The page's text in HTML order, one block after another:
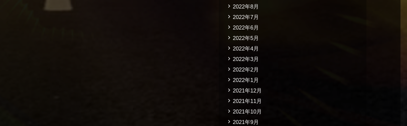
2022年8月
2022年7月
2022年6月
2022年5月
2022年4月
2022年3月
2022年2月
2022年1月
2021年12月
2021年11月
2021年10月
2021年9月